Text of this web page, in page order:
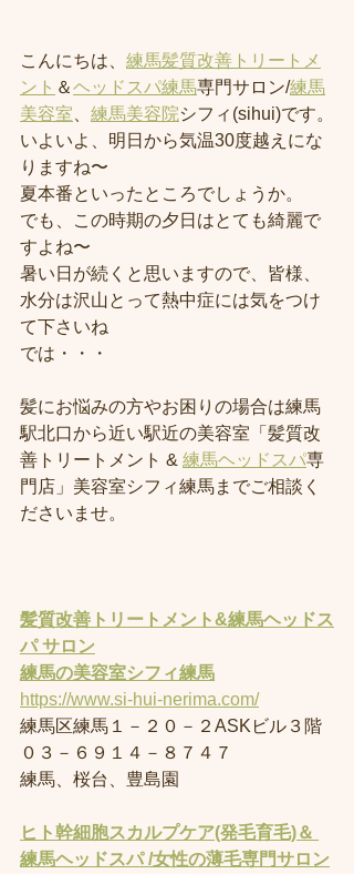
こんにちは、 練馬髪質改善トリートメ
ント ＆ヘッドスパ練馬専門サロン/練馬
美容室
練馬美容院シフィ(sihui)です。
いよいよ、明日から気温30度越えにな
りますね〜
夏本番といったところでしょうか。
でも、この時期の夕日はとても綺麗で
すよね〜
暑い日が続くと思いますので、皆様、
水分は沢山とって熱中症には気をつけ
て下さいね
では・・・
髪にお悩みの方やお困りの場合は練馬
駅北口から近い駅近の美容室「髪質改
善トリートメント & 練馬ヘッドスパ専
門店」美容室シフィ練馬までご相談く
ださいませ。
髪質改善トリートメント&練馬ヘッドス
パ サロン
練馬の美容室シフィ練馬
https://www.si-hui-nerima.com/
練馬区練馬１－２０－２ASKビル３階
０３－６９１４－８７４７
練馬、桜台、豊島園
ヒト幹細胞スカルプケア(発毛育毛)＆
練馬ヘッドスパ /女性の薄毛専門サロン